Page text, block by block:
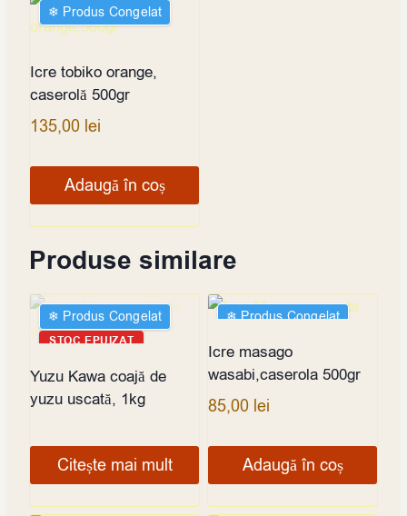
❄︎ Produs Congelat
Icre tobiko orange,
caserolă 500gr
135,00 lei
Adaugă în coș
Produse similare
❄︎ Produs Congelat
STOC EPUIZAT
Yuzu Kawa coajă de
yuzu uscată, 1kg
Citește mai mult
❄︎ Produs Congelat
Icre masago
wasabi,caserola 500gr
85,00 lei
Adaugă în coș